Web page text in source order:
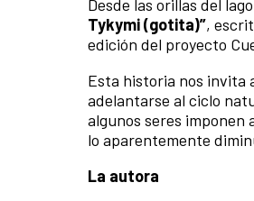
Desde las orillas del
Tykymi (gotita)”,
edición del proyecto
Esta historia nos invita
adelantarse al ciclo
algunos seres
lo aparentemente
La autora